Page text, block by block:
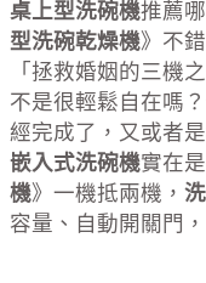
桌上型洗碗機推薦
型洗碗乾燥機》不
「拯救婚姻的三機
不是很輕鬆自在嗎
經完成了，又或者
嵌入式洗碗機實在
機》一機抵兩機，
容量、自動開關門